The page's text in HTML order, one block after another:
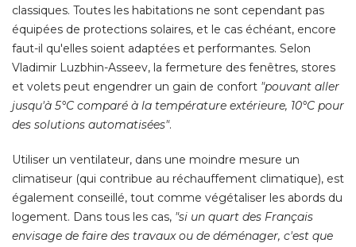
classiques. Toutes les habitations ne sont cependant pas
équipées de protections solaires, et le cas échéant, encore
faut-il qu'elles soient adaptées et performantes. Selon
Vladimir Luzbhin-Asseev, la fermeture des fenêtres, stores
et volets peut engendrer un gain de confort "pouvant aller
jusqu'à 5°C comparé à la température extérieure, 10°C pour
des solutions automatisées".
Utiliser un ventilateur, dans une moindre mesure un
climatiseur (qui contribue au réchauffement climatique), est
également conseillé, tout comme végétaliser les abords du
logement. Dans tous les cas, "si un quart des Français
envisage de faire des travaux ou de déménager, c'est que